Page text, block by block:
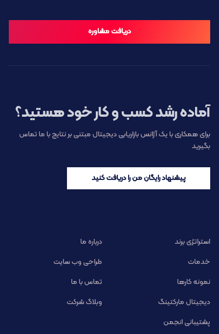
دریافت مشاوره
آماده رشد کسب و کار خود هستید؟
برای همکاری با یک آژانس بازاریابی دیجیتال مبتنی بر نتایج با ما تماس
بگیرید
پیشنهاد رایگان من را دریافت کنید
استراتژی برند
درباره ما
خدمات
طراحی وب سایت
نمونه کارها
تماس با ما
دیجیتال مارکتینگ
وبلاگ شرکت
پشتیبانی انجمن